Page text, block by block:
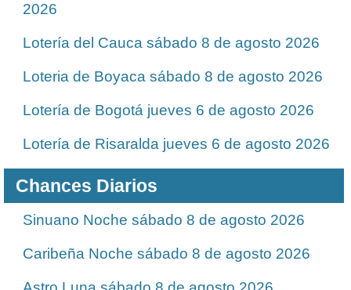
2026
Lotería del Cauca sábado 8 de agosto 2026
Loteria de Boyaca sábado 8 de agosto 2026
Lotería de Bogotá jueves 6 de agosto 2026
Lotería de Risaralda jueves 6 de agosto 2026
Chances Diarios
Sinuano Noche sábado 8 de agosto 2026
Caribeña Noche sábado 8 de agosto 2026